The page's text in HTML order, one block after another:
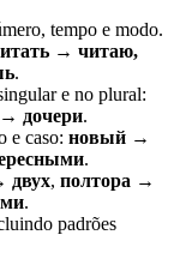
tempo e modo.
→ читаю,
.
e no plural:
дочери.
e caso: новый →
.
двух, полтора →
.
padrões